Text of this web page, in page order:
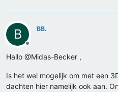
B
Offline
BB.
Hallo @Midas-Becker ,
Is het wel mogelijk om met een
dachten hier namelijk ook aan.